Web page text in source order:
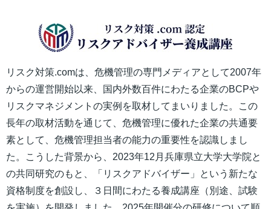
リスク対策.comは、危機管理の専門メディアとして2007年
からの運営開始以来、国内外数百件にわたる企業のBCPや
リスクマネジメントの実例を取材してまいりました。この
長年の取材活動を通じて、危機管理に優れた企業の共通要
素として、危機管理担当者の能力の重要性を認識しまし
た。こうした背景から、2023年12月兵庫県立大学大学院と
の共同研究のもと、「リスクアドバイザー」という新たな
資格制度を創設し、３日間にわたる養成講座（別途、試験